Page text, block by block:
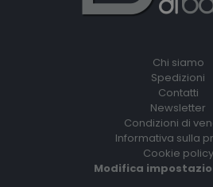
Chi siamo
Spedizioni
Contatti
Newsletter
Condizioni di
Informativa sulla
Cookie policy
Modifica